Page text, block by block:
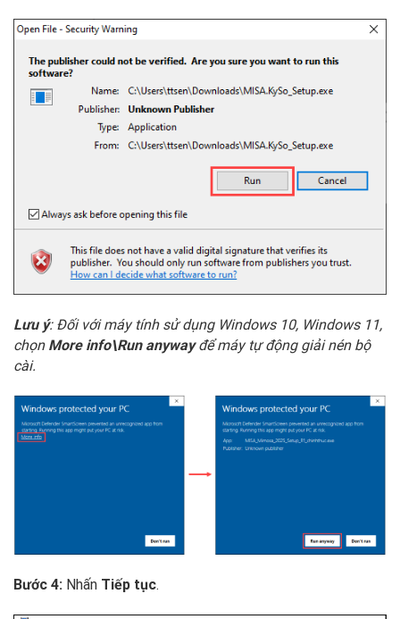
Lưu ý: Đối với máy tính sử dụng Windows 10, Windows 11,
chọn More info\Run anywayđể máy tự động giải nén bộ
cài.
Bước 4: Nhấn Tiếp tục.